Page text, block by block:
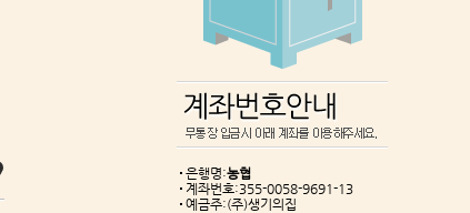
은행명:농협
계좌번호:355-0058-9691-13
예금주:(주)생기의집